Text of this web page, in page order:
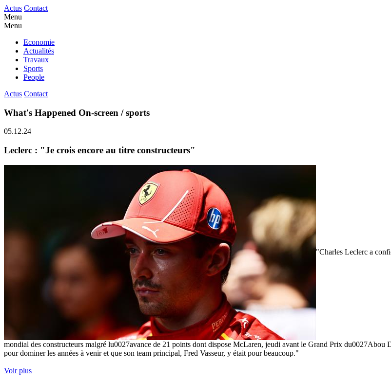
Actus Contact
Menu
Menu
Economie
Actualités
Travaux
Sports
People
Actus Contact
What's Happened On-screen / sports
05.12.24
Leclerc : "Je crois encore au titre constructeurs"
"Charles Leclerc a
mondial des constructeurs malgré lu0027avance de 21 points dont dispose McLaren, jeudi avant le Grand Prix
pour dominer les années à venir et que son team principal, Fred Vasseur, y était pour beaucoup."
Voir plus